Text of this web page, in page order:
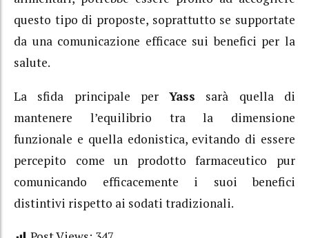
questo tipo di proposte, soprattutto se supportate
da una comunicazione efficace sui benefici per la
salute.
La sfida principale perYass sarà quella di
mantenere l’equilibrio tra la dimensione
funzionale e quella edonistica, evitando di essere
percepito come un prodotto farmaceutico pur
comunicando efficacemente i suoi benefici
distintivi rispetto ai sodati tradizionali.